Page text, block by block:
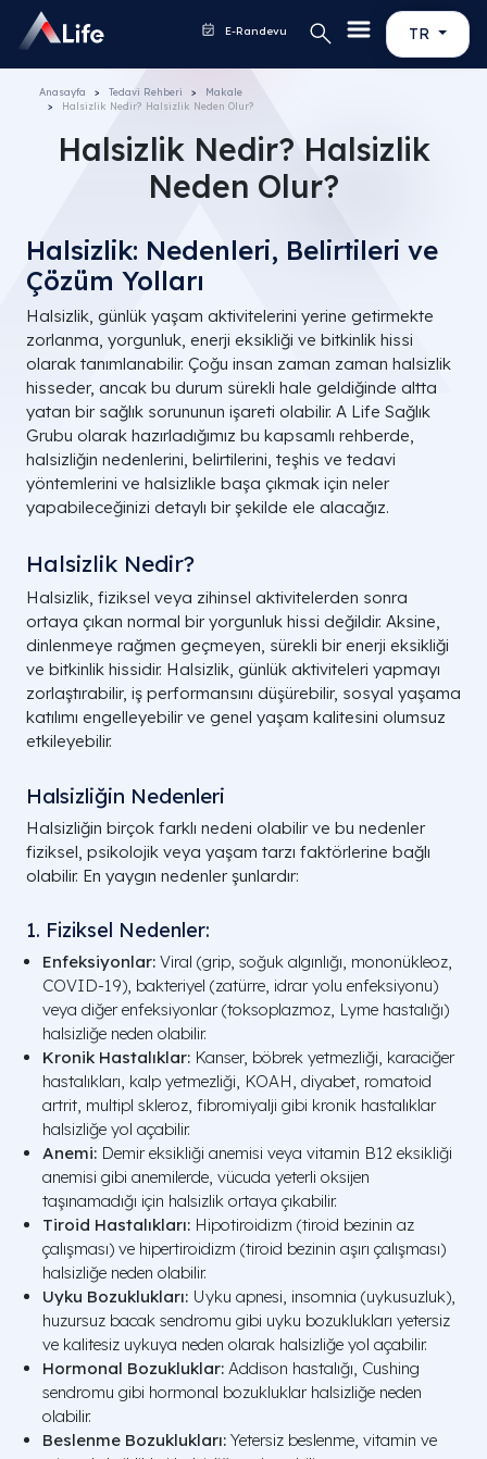
TR
E-Randevu
Anasayfa Tedavi Rehberi
Makale
Halsizlik Nedir? Halsizlik Neden Olur?
Halsizlik Nedir? Halsizlik
Neden Olur?
Halsizlik: Nedenleri, Belirtileri ve
Çözüm Yolları
Halsizlik, günlük yaşam aktivitelerini yerine getirmekte
zorlanma, yorgunluk, enerji eksikliği ve bitkinlik hissi
olarak tanımlanabilir. Çoğu insan zaman zaman halsizlik
hisseder, ancak bu durum sürekli hale geldiğinde altta
yatan bir sağlık sorununun işareti olabilir. A Life Sağlık
Grubu olarak hazırladığımız bu kapsamlı rehberde,
halsizliğin nedenlerini, belirtilerini, teşhis ve tedavi
yöntemlerini ve halsizlikle başa çıkmak için neler
yapabileceğinizi detaylı bir şekilde ele alacağız.
Halsizlik Nedir?
Halsizlik, fiziksel veya zihinsel aktivitelerden sonra
ortaya çıkan normal bir yorgunluk hissi değildir. Aksine,
dinlenmeye rağmen geçmeyen, sürekli bir enerji eksikliği
ve bitkinlik hissidir. Halsizlik, günlük aktiviteleri yapmayı
zorlaştırabilir, iş performansını düşürebilir, sosyal yaşama
katılımı engelleyebilir ve genel yaşam kalitesini olumsuz
etkileyebilir.
Halsizliğin Nedenleri
Halsizliğin birçok farklı nedeni olabilir ve bu nedenler
fiziksel, psikolojik veya yaşam tarzı faktörlerine bağlı
olabilir. En yaygın nedenler şunlardır:
1. Fiziksel Nedenler:
Enfeksiyonlar: Viral (grip, soğuk algınlığı, mononükleoz,
COVID-19), bakteriyel (zatürre, idrar yolu enfeksiyonu)
veya diğer enfeksiyonlar (toksoplazmoz, Lyme hastalığı)
halsizliğe neden olabilir.
Kronik Hastalıklar: Kanser, böbrek yetmezliği, karaciğer
hastalıkları, kalp yetmezliği, KOAH, diyabet, romatoid
artrit, multipl skleroz, fibromiyalji gibi kronik hastalıklar
halsizliğe yol açabilir.
Anemi: Demir eksikliği anemisi veya vitamin B12 eksikliği
anemisi gibi anemilerde, vücuda yeterli oksijen
taşınamadığı için halsizlik ortaya çıkabilir.
Tiroid Hastalıkları: Hipotiroidizm (tiroid bezinin az
çalışması) ve hipertiroidizm (tiroid bezinin aşırı çalışması)
halsizliğe neden olabilir.
Uyku Bozuklukları: Uyku apnesi, insomnia (uykusuzluk),
huzursuz bacak sendromu gibi uyku bozuklukları yetersiz
ve kalitesiz uykuya neden olarak halsizliğe yol açabilir.
Hormonal Bozukluklar: Addison hastalığı, Cushing
sendromu gibi hormonal bozukluklar halsizliğe neden
olabilir.
Beslenme Bozuklukları: Yetersiz beslenme, vitamin ve